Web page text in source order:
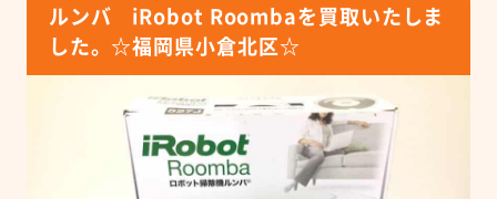
ルンバ iRobot Roombaを買取いたしま
した。☆福岡県小倉北区☆